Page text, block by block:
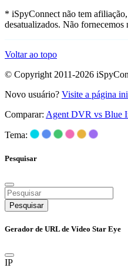
* iSpyConnect não tem
desatualizados. Não fornecemos
Voltar ao topo
© Copyright 2011-2026
Novo usuário? Visite a página
Comparar: Agent DVR vs Blue
Tema:
Pesquisar
Pesquisar
Gerador de URL de Vídeo Star Eye
IP